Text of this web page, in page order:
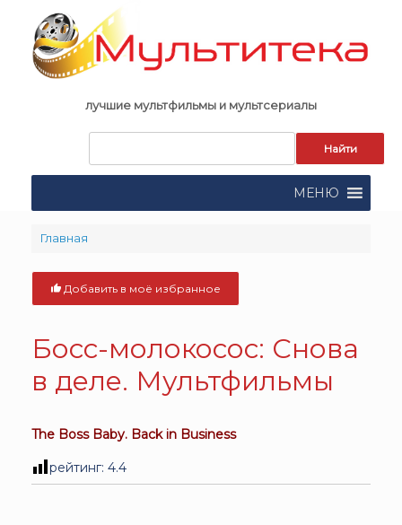
content
лучшие мультфильмы и мультсериалы
поиска:
МЕНЮ
Главная
Добавить в моё избранное
Босс-молокосос: Снова
в деле. Мультфильмы
The Boss Baby. Back in Business
рейтинг: 4.4